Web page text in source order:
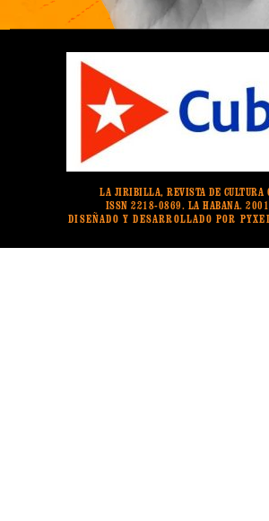
LA JIRIBILLA, REVISTA DE CULTURA
ISSN 2218-0869. LA HABANA.
DISEÑADO Y DESARROLLADO POR